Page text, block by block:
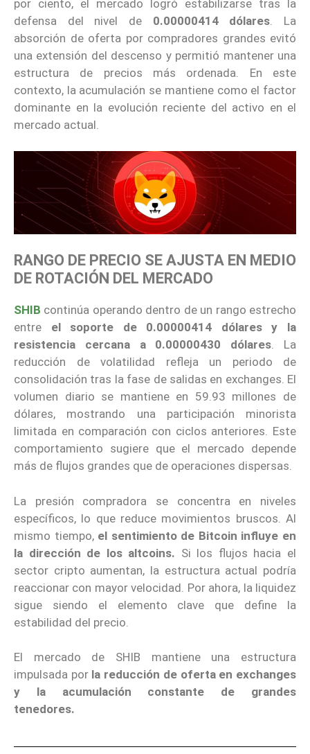
por ciento, el mercado logró estabilizarse tras la
defensa del nivel de 0.00000414 dólares . La
absorción de oferta por compradores grandes evitó
una extensión del descenso y permitió mantener una
estructura de precios más ordenada. En este
contexto, la acumulación se mantiene como el factor
dominante en la evolución reciente del activo en el
mercado actual.
RANGO DE PRECIO SE AJUSTA EN MEDIO
DE ROTACIÓN DEL MERCADO
SHIB continúa operando dentro de un rango estrecho
entre el soporte de 0.00000414 dólares y la
resistencia cercana a 0.00000430 dólares. La
reducción de volatilidad refleja un periodo de
consolidación tras la fase de salidas en exchanges. El
volumen diario se mantiene en 59.93 millones de
dólares, mostrando una participación minorista
limitada en comparación con ciclos anteriores. Este
comportamiento sugiere que el mercado depende
más de flujos grandes que de operaciones dispersas.
La presión compradora se concentra en niveles
específicos, lo que reduce movimientos bruscos. Al
mismo tiempo, el sentimiento de Bitcoin influye en
la dirección de los altcoins. Si los flujos hacia el
sector cripto aumentan, la estructura actual podría
reaccionar con mayor velocidad. Por ahora, la liquidez
sigue siendo el elemento clave que define la
estabilidad del precio.
El mercado de SHIB mantiene una estructura
impulsada porla reducción de oferta en exchanges
y la acumulación constante de grandes
tenedores.